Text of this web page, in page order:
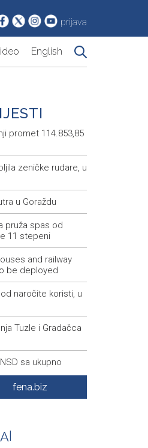
prijava
English
promet 114.853,85
zeničke rudare, u
u Goraždu
pruža spas od
11 stepeni
and railway
be deployed
naročite koristi, u
Tuzle i Gradačca
sa ukupno
KM
komorom
fena.biz